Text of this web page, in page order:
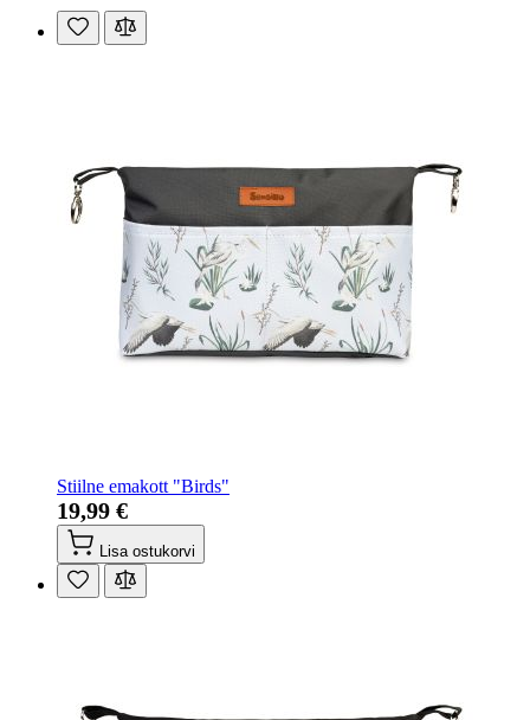
Stiilne emakott "Birds"
19,99 €
Lisa ostukorvi